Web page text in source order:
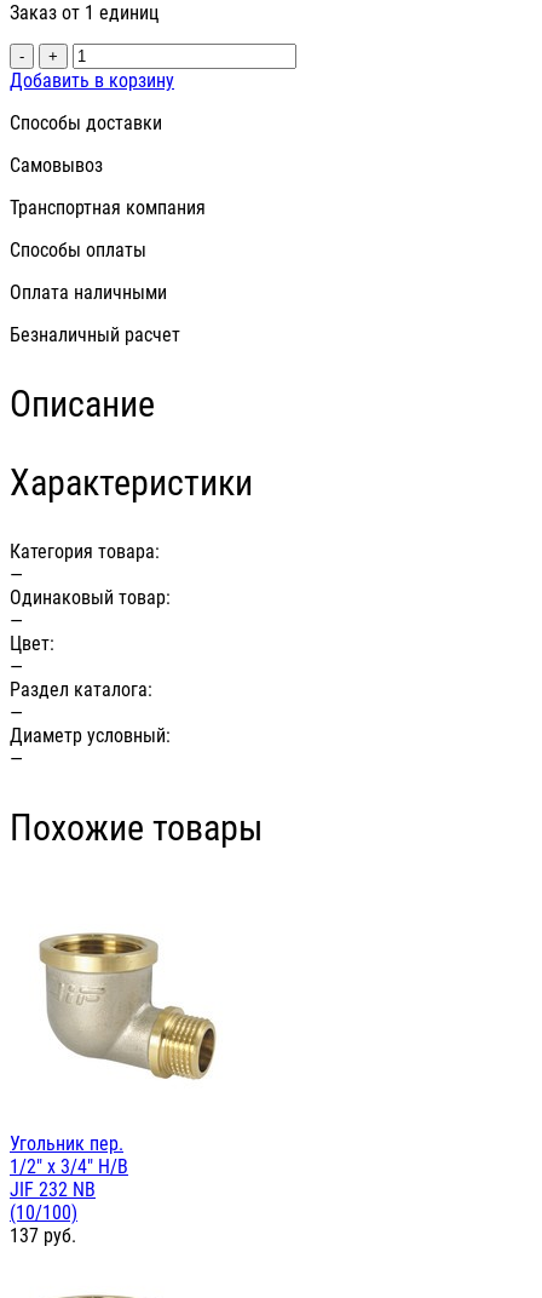
Заказ от 1 единиц
- +
Добавить в корзину
Способы доставки
Самовывоз
Транспортная компания
Способы оплаты
Оплата наличными
Безналичный расчет
Описание
Характеристики
Категория товара:
—
Одинаковый товар:
—
Цвет:
—
Раздел каталога:
—
Диаметр условный:
—
Похожие товары
Угольник пер.
1/2" х 3/4" Н/В
JIF 232 NB
(10/100)
137 руб.